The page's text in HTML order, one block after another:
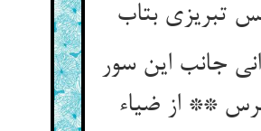
جانب این سور
** از ضیاء